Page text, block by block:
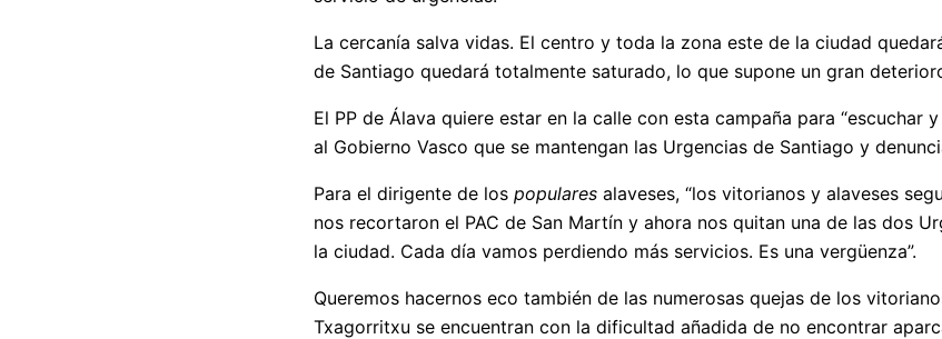
La cercanía salva vidas. El centro y toda la zona este de la ciudad
de Santiago quedará totalmente saturado, lo que supone un gran
El PP de Álava quiere estar en la calle con esta campaña para
al Gobierno Vasco que se mantengan las Urgencias de Santiago y
Para el dirigente de los populares alaveses, “los vitorianos y alaveses
nos recortaron el PAC de San Martín y ahora nos quitan una de las dos
la ciudad. Cada día vamos perdiendo más servicios. Es una vergüenza”.
Queremos hacernos eco también de las numerosas quejas de los
Txagorritxu se encuentran con la dificultad añadida de no encontrar